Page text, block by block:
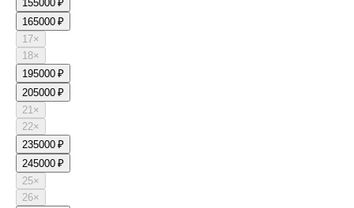
155000 ₽
165000 ₽
17×
18×
195000 ₽
205000 ₽
21×
22×
235000 ₽
245000 ₽
25×
26×